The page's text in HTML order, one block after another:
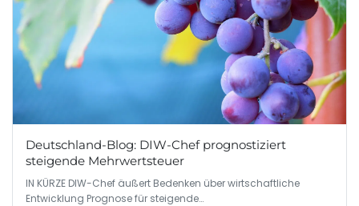
Deutschland-Blog: DIW-Chef prognostiziert
steigende Mehrwertsteuer
IN KÜRZE DIW-Chef äußert Bedenken über wirtschaftliche
Entwicklung Prognose für steigende…